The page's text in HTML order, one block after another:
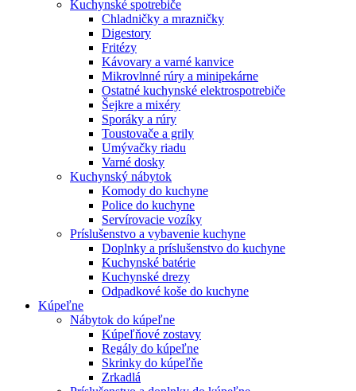
Kuchynské spotrebiče
Chladničky a mrazničky
Digestory
Fritézy
Kávovary a varné kanvice
Mikrovlnné rúry a minipekárne
Ostatné kuchynské elektrospotrebiče
Šejkre a mixéry
Sporáky a rúry
Toustovače a grily
Umývačky riadu
Varné dosky
Kuchynský nábytok
Komody do kuchyne
Police do kuchyne
Servírovacie vozíky
Príslušenstvo a vybavenie kuchyne
Doplnky a príslušenstvo do kuchyne
Kuchynské batérie
Kuchynské drezy
Odpadkové koše do kuchyne
Kúpeľne
Nábytok do kúpeľne
Kúpeľňové zostavy
Regály do kúpeľne
Skrinky do kúpeľňe
Zrkadlá